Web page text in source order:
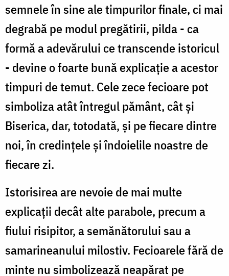
semnele în sine ale timpurilor finale, ci mai
degrabă pe modul pregătirii, pilda - ca
formă a adevărului ce transcende istoricul
- devine o foarte bună explicație a acestor
timpuri de temut. Cele zece fecioare pot
simboliza atât întregul pământ, cât și
Biserica, dar, totodată, și pe fiecare dintre
noi, în credințele și îndoielile noastre de
fiecare zi.
Istorisirea are nevoie de mai multe
explicații decât alte parabole, precum a
fiului risipitor, a semănătorului sau a
samarineanului milostiv. Fecioarele fără de
minte nu simbolizează neapărat pe